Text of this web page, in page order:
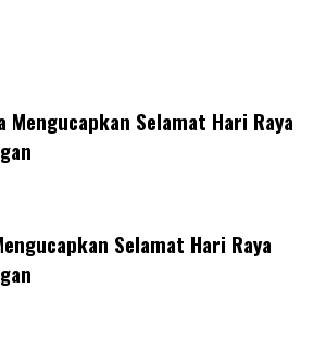
Mengucapkan Selamat Hari Raya
Selamat Hari Raya